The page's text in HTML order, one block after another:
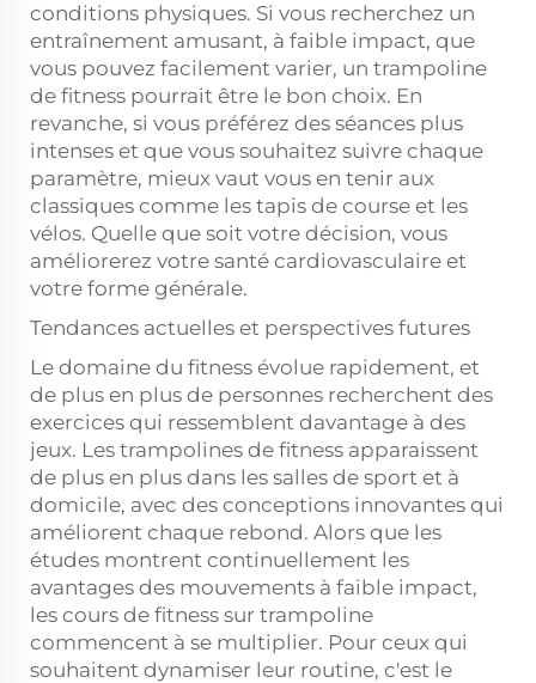
conditions physiques. Si vous recherchez un
entraînement amusant, à faible impact, que
vous pouvez facilement varier, un trampoline
de fitness pourrait être le bon choix. En
revanche, si vous préférez des séances plus
intenses et que vous souhaitez suivre chaque
paramètre, mieux vaut vous en tenir aux
classiques comme les tapis de course et les
vélos. Quelle que soit votre décision, vous
améliorerez votre santé cardiovasculaire et
votre forme générale.
Tendances actuelles et perspectives futures
Le domaine du fitness évolue rapidement, et
de plus en plus de personnes recherchent des
exercices qui ressemblent davantage à des
jeux. Les trampolines de fitness apparaissent
de plus en plus dans les salles de sport et à
domicile, avec des conceptions innovantes qui
améliorent chaque rebond. Alors que les
études montrent continuellement les
avantages des mouvements à faible impact,
les cours de fitness sur trampoline
commencent à se multiplier. Pour ceux qui
souhaitent dynamiser leur routine, c'est le